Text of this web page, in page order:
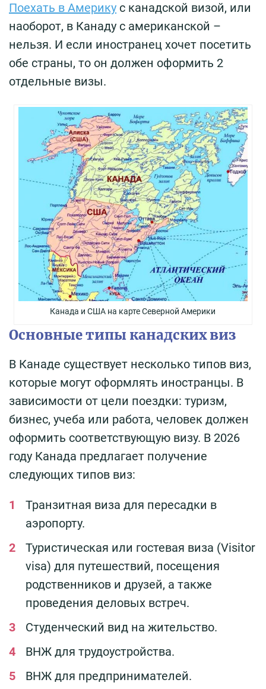
Поехать в Америку с канадской визой, или
наоборот, в Канаду с американской –
нельзя. И если иностранец хочет посетить
обе страны, то он должен оформить 2
отдельные визы.
Канада и США на карте Северной Америки
Основные типы канадских виз
В Канаде существует несколько типов виз,
которые могут оформлять иностранцы. В
зависимости от цели поездки: туризм,
бизнес, учеба или работа, человек должен
оформить соответствующую визу. В 2026
году Канада предлагает получение
следующих типов виз:
Транзитная виза для пересадки в
аэропорту.
Туристическая или гостевая виза (Visitor
visa) для путешествий, посещения
родственников и друзей, а также
проведения деловых встреч.
Студенческий вид на жительство.
ВНЖ для трудоустройства.
ВНЖ для предпринимателей.